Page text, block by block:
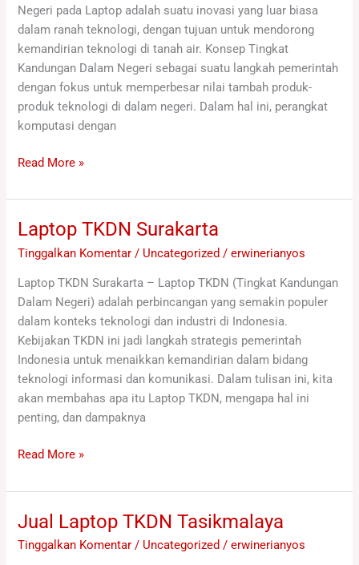
Negeri pada Laptop adalah suatu inovasi yang luar biasa
dalam ranah teknologi, dengan tujuan untuk mendorong
kemandirian teknologi di tanah air. Konsep Tingkat
Kandungan Dalam Negeri sebagai suatu langkah pemerintah
dengan fokus untuk memperbesar nilai tambah produk-
produk teknologi di dalam negeri. Dalam hal ini, perangkat
komputasi dengan
Read More »
Laptop TKDN Surakarta
Tinggalkan Komentar / Uncategorized /erwinerianyos
Laptop TKDN Surakarta – Laptop TKDN (Tingkat Kandungan
Dalam Negeri) adalah perbincangan yang semakin populer
dalam konteks teknologi dan industri di Indonesia.
Kebijakan TKDN ini jadi langkah strategis pemerintah
Indonesia untuk menaikkan kemandirian dalam bidang
teknologi informasi dan komunikasi. Dalam tulisan ini, kita
akan membahas apa itu Laptop TKDN, mengapa hal ini
penting, dan dampaknya
Laptop
TKDN
Surakarta
Read More »
Jual Laptop TKDN Tasikmalaya
Tinggalkan Komentar / Uncategorized /erwinerianyos
Jual
Laptop